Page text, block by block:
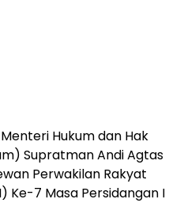
Hukum dan Hak
Supratman Andi Agtas
Perwakilan Rakyat
Ke-7 Masa Persidangan I